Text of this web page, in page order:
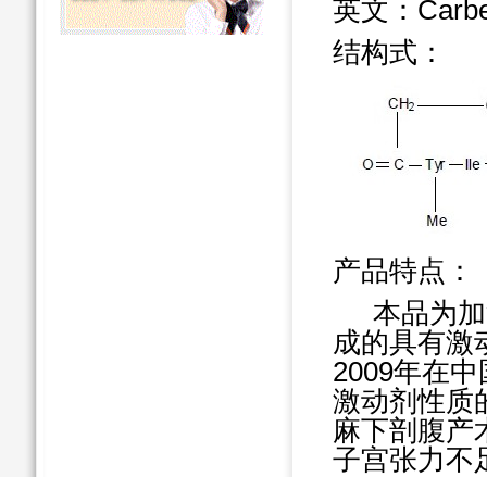
英文：
结构式：
产品特点：
本品为
成的具有激
2009年在中
激动剂性质
麻下剖腹产
子宫张力不